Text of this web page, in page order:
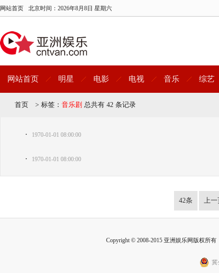
网站首页 北京时间： 2026年8月8日 星期六
网站首页 明星 电影 电视 音乐 综艺
首页 > 标签： 音乐剧 总共有 42 条记录
· 1970-01-01 08:00:00
· 1970-01-01 08:00:00
42条 上一
Copyright © 2008-2015 亚洲娱乐网版权所
冀